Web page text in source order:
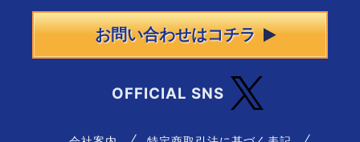
お問い合わせはコチラ
OFFICIAL SNS